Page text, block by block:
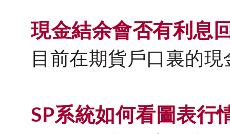
現金結余會否有利息
目前在期貨戶口裏的
SP系統如何看圖表行